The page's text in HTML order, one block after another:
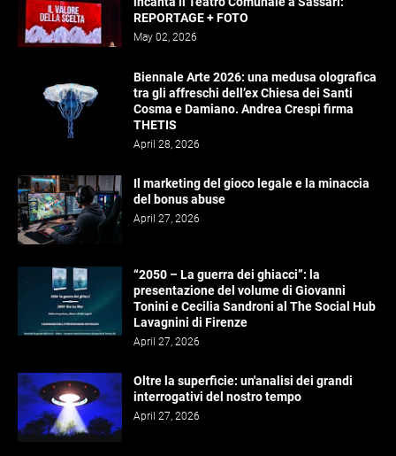
REPORTAGE + FOTO
May 02, 2026
Biennale Arte 2026: una medusa olografica
tra gli affreschi dell’ex Chiesa dei Santi
Cosma e Damiano. Andrea Crespi firma
THETIS
April 28, 2026
Il marketing del gioco legale e la minaccia
del bonus abuse
April 27, 2026
“2050 – La guerra dei ghiacci”: la
presentazione del volume di Giovanni
Tonini e Cecilia Sandroni al The Social Hub
Lavagnini di Firenze
April 27, 2026
Oltre la superficie: un'analisi dei grandi
interrogativi del nostro tempo
April 27, 2026